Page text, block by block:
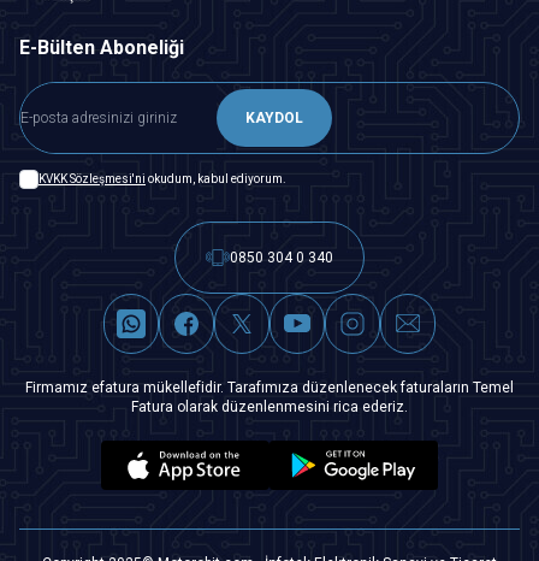
E-Bülten Aboneliği
KAYDOL
KVKK Sözleşmesi'ni okudum, kabul ediyorum.
0850 304 0 340
Firmamız efatura mükellefidir. Tarafımıza düzenlenecek faturaların Temel
Fatura olarak düzenlenmesini rica ederiz.